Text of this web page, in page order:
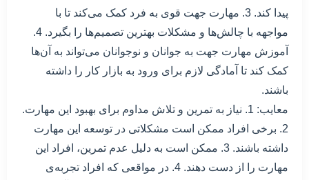
پیدا کند. 3. مهارت جهت قوی به فرد کمک می‌کند تا با
مواجهه با چالش‌ها و مشکلات بهترین تصمیم‌ها را بگیرد. 4.
آموزش مهارت جهت به جوانان و نوجوانان می‌تواند به آن‌ها
کمک کند تا آمادگی لازم برای ورود به بازار کار را داشته
باشند.
معایب: 1. نیاز به تمرین و تلاش مداوم برای بهبود این مهارت.
2. برخی افراد ممکن است مشکلاتی در توسعه این مهارت
داشته باشند. 3. ممکن است به دلیل عدم تمرین، افراد این
مهارت را از دست دهند. 4. در مواقعی که افراد تجربه‌ی